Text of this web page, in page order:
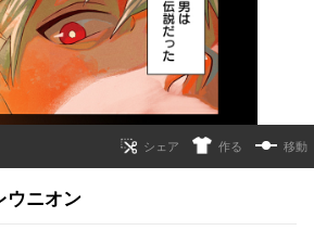
作る 移動
ウニオン